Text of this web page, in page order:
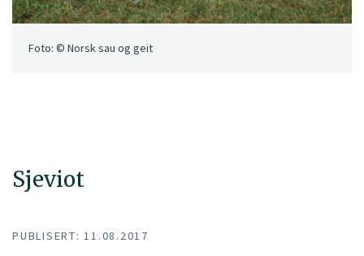
Sjeviot
Foto: © Norsk sau og geit
PUBLISERT: 11.08.2017